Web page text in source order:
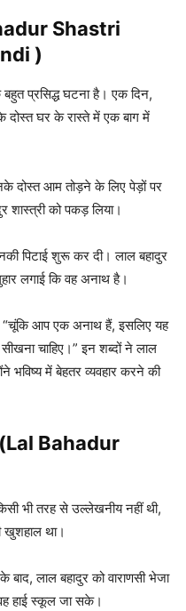
Shastri
)
प्रसिद्ध घटना है। एक दिन,
घर के रास्ते में एक बाग में
दोस्त आम तोड़ने के लिए पेड़ों पर
शास्त्री को पकड़ लिया।
पिटाई शुरू कर दी। लाल बहादुर
लगाई कि वह अनाथ है।
“चूंकि आप एक अनाथ हैं, इसलिए यह
चाहिए।” इन शब्दों ने लाल
भविष्य में बेहतर व्यवहार करने की
(Lal Bahadur
भी तरह से उल्लेखनीय नहीं थी,
खुशहाल था।
बाद, लाल बहादुर को वाराणसी भेजा
हाई स्कूल जा सके।